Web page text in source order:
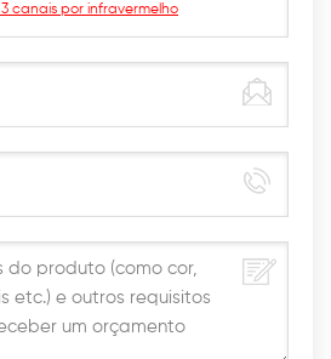
canais por infravermelho